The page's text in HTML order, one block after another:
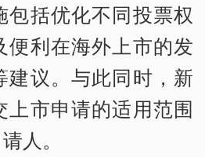
包括优化不同投票权
便利在海外上市的发
建议。与此同时，新
上市申请的适用范围
人。